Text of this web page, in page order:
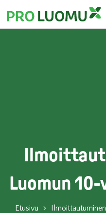
Luomun
Etusivu